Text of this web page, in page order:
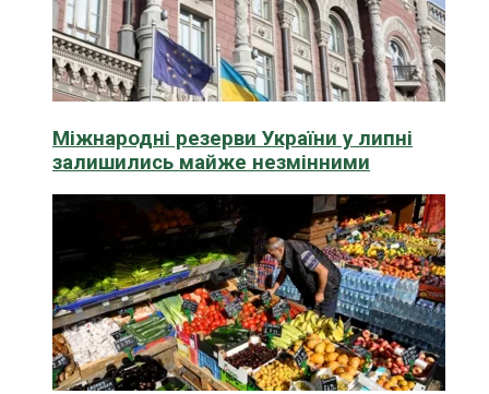
Міжнародні резерви України у липні
залишились майже незмінними